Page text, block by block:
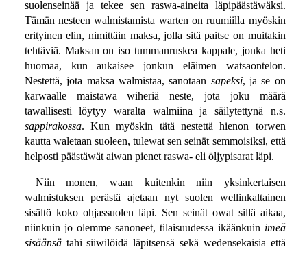
suolenseinää ja tekee sen raswa-aineita läpipäästäwäksi.
Tämän nesteen walmistamista warten on ruumiilla myöskin
erityinen elin, nimittäin maksa, jolla sitä paitse on muitakin
tehtäviä. Maksan on iso tummanruskea kappale, jonka heti
huomaa, kun aukaisee jonkun eläimen watsaontelon.
Nestettä, jota maksa walmistaa, sanotaan sapeksi, ja se on
karwaalle maistawa wiheriä neste, jota joku määrä
tawallisesti löytyy waralta walmiina ja säilytettynä n.s.
sappirakossa. Kun myöskin tätä nestettä hienon torwen
kautta waletaan suoleen, tulewat sen seinät semmoisiksi, että
helposti päästäwät aiwan pienet raswa- eli öljypisarat läpi.
Niin monen, waan kuitenkin niin yksinkertaisen
walmistuksen perästä ajetaan nyt suolen wellinkaltainen
sisältö koko ohjassuolen läpi. Sen seinät owat sillä aikaa,
niinkuin jo olemme sanoneet, tilaisuudessa ikäänkuin imeä
sisäänsätahi siiwilöidä läpitsensä sekä wedensekaisia että